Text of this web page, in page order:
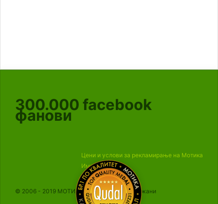
300.000 facebook
фанови
Цени и услови за рекламирање на Мотика
Импресум
© 2006 - 2019 МОТИКА, Сите права се задржани